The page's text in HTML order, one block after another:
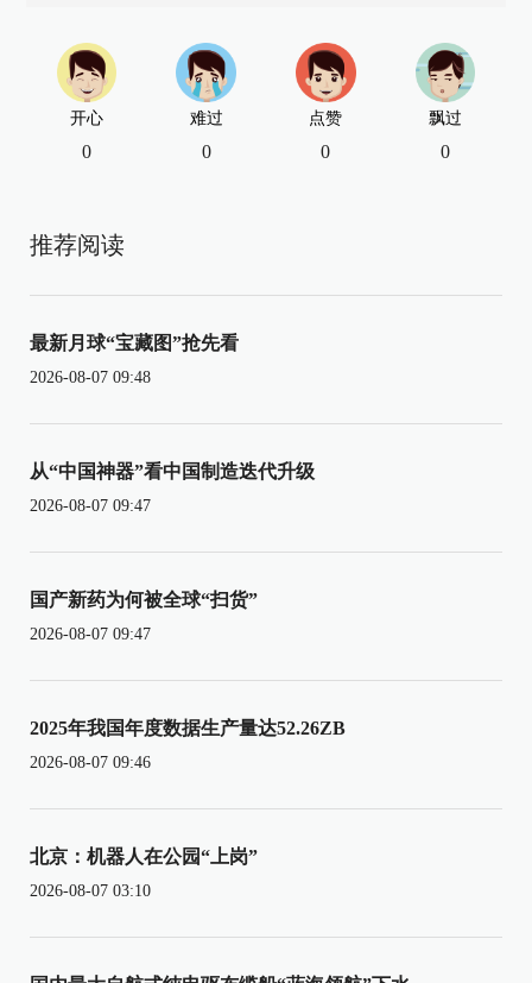
开心
0
难过
0
点赞
0
飘过
0
推荐阅读
最新月球“宝藏图”抢先看
2026-08-07 09:48
从“中国神器”看中国制造迭代升级
2026-08-07 09:47
国产新药为何被全球“扫货”
2026-08-07 09:47
2025年我国年度数据生产量达52.26ZB
2026-08-07 09:46
北京：机器人在公园“上岗”
2026-08-07 03:10